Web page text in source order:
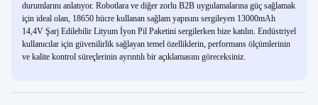
durumlarını anlatıyor. Robotlara ve diğer zorlu B2B uygulamalarına güç sağlamak
için ideal olan, 18650 hücre kullanan sağlam yapısını sergileyen 13000mAh
14,4V Şarj Edilebilir Lityum İyon Pil Paketini sergilerken bize katılın. Endüstriyel
kullanıcılar için güvenilirlik sağlayan temel özelliklerin, performans ölçümlerinin
ve kalite kontrol süreçlerinin ayrıntılı bir açıklamasını göreceksiniz.